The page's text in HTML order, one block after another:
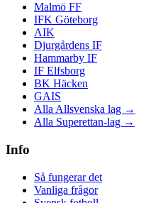
Malmö FF
IFK Göteborg
AIK
Djurgårdens IF
Hammarby IF
IF Elfsborg
BK Häcken
GAIS
Alla Allsvenska lag →
Alla Superettan-lag →
Info
Så fungerar det
Vanliga frågor